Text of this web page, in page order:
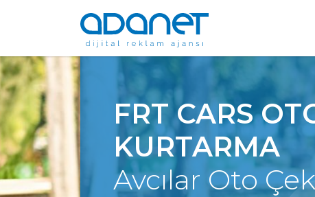
FRT CARS
KURTARMA
Avcılar Oto